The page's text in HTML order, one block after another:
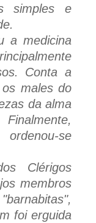
simples e
a medicina
Conta a
males do
da alma
se
Clérigos
membros
foi erguida